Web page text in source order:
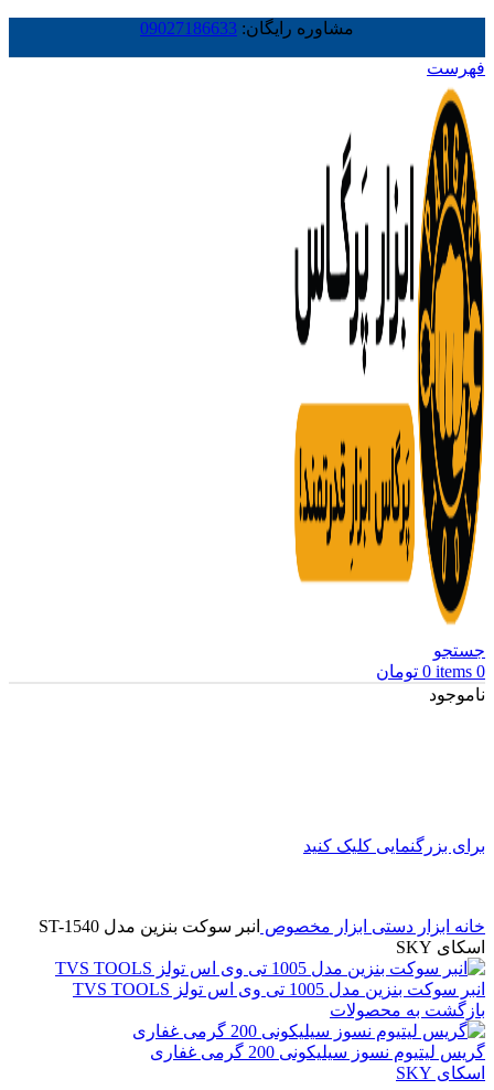
مشاوره رایگان: 09027186633
فهرست
جستجو
0
items
0 تومان
ناموجود
برای بزرگنمایی کلیک کنید
خانه ابزار دستی ابزار مخصوص
انبر سوکت بنزین مدل ST-1540
اسکای SKY
انبر سوکت بنزین مدل 1005 تی وی اس تولز TVS TOOLS
بازگشت به محصولات
گریس لیتیوم نسوز سیلیکونی 200 گرمی غفاری
اسکای SKY